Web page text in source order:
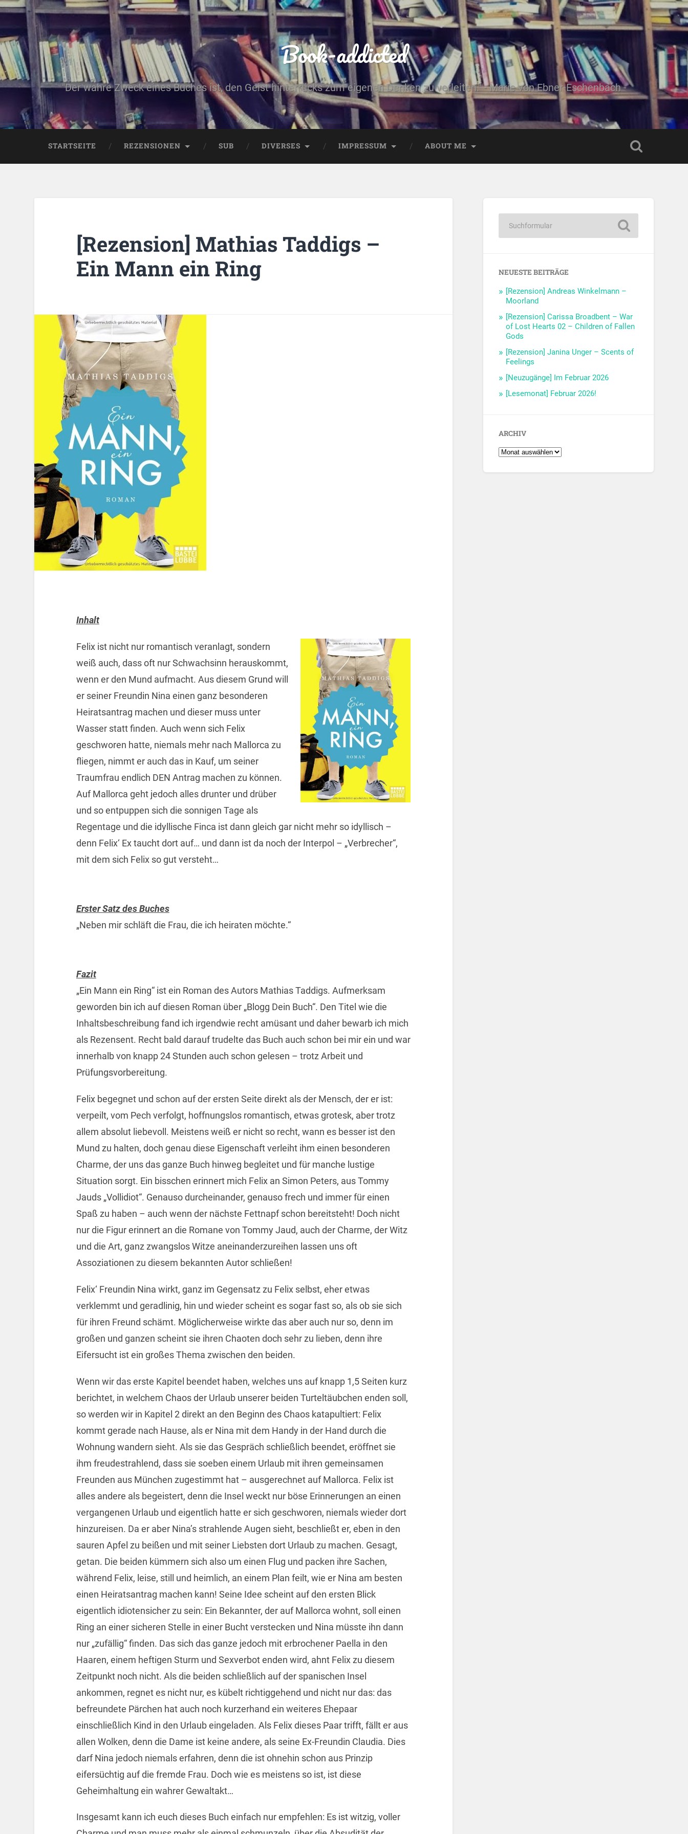
Book-addicted
"Der wahre Zweck eines Buches ist, den Geist hinterrücks zum eigenen Denken zu verleiten." - Marie von Ebner-Eschenbach -
STARTSEITE REZENSIONEN SUB DIVERSES IMPRESSUM ABOUT ME
[Rezension] Mathias Taddigs –
Ein Mann ein Ring
Inhalt
Felix ist nicht nur romantisch veranlagt, sondern
weiß auch, dass oft nur Schwachsinn herauskommt,
wenn er den Mund aufmacht. Aus diesem Grund will
er seiner Freundin Nina einen ganz besonderen
Heiratsantrag machen und dieser muss unter
Wasser statt finden. Auch wenn sich Felix
geschworen hatte, niemals mehr nach Mallorca zu
fliegen, nimmt er auch das in Kauf, um seiner
Traumfrau endlich DEN Antrag machen zu können.
Auf Mallorca geht jedoch alles drunter und drüber
und so entpuppen sich die sonnigen Tage als
Regentage und die idyllische Finca ist dann gleich gar nicht mehr so idyllisch –
denn Felix‘ Ex taucht dort auf… und dann ist da noch der Interpol – „Verbrecher“,
mit dem sich Felix so gut versteht…
Erster Satz des Buches
„Neben mir schläft die Frau, die ich heiraten möchte.“
Fazit
„Ein Mann ein Ring“ ist ein Roman des Autors Mathias Taddigs. Aufmerksam
geworden bin ich auf diesen Roman über „Blogg Dein Buch“. Den Titel wie die
Inhaltsbeschreibung fand ich irgendwie recht amüsant und daher bewarb ich mich
als Rezensent. Recht bald darauf trudelte das Buch auch schon bei mir ein und war
innerhalb von knapp 24 Stunden auch schon gelesen – trotz Arbeit und
Prüfungsvorbereitung.
Felix begegnet und schon auf der ersten Seite direkt als der Mensch, der er ist:
verpeilt, vom Pech verfolgt, hoffnungslos romantisch, etwas grotesk, aber trotz
allem absolut liebevoll. Meistens weiß er nicht so recht, wann es besser ist den
Mund zu halten, doch genau diese Eigenschaft verleiht ihm einen besonderen
Charme, der uns das ganze Buch hinweg begleitet und für manche lustige
Situation sorgt. Ein bisschen erinnert mich Felix an Simon Peters, aus Tommy
Jauds „Vollidiot“. Genauso durcheinander, genauso frech und immer für einen
Spaß zu haben – auch wenn der nächste Fettnapf schon bereitsteht! Doch nicht
nur die Figur erinnert an die Romane von Tommy Jaud, auch der Charme, der Witz
und die Art, ganz zwangslos Witze aneinanderzureihen lassen uns oft
Assoziationen zu diesem bekannten Autor schließen!
Felix‘ Freundin Nina wirkt, ganz im Gegensatz zu Felix selbst, eher etwas
verklemmt und geradlinig, hin und wieder scheint es sogar fast so, als ob sie sich
für ihren Freund schämt. Möglicherweise wirkte das aber auch nur so, denn im
großen und ganzen scheint sie ihren Chaoten doch sehr zu lieben, denn ihre
Eifersucht ist ein großes Thema zwischen den beiden.
Wenn wir das erste Kapitel beendet haben, welches uns auf knapp 1,5 Seiten kurz
berichtet, in welchem Chaos der Urlaub unserer beiden Turteltäubchen enden soll,
so werden wir in Kapitel 2 direkt an den Beginn des Chaos katapultiert: Felix
kommt gerade nach Hause, als er Nina mit dem Handy in der Hand durch die
Wohnung wandern sieht. Als sie das Gespräch schließlich beendet, eröffnet sie
ihm freudestrahlend, dass sie soeben einem Urlaub mit ihren gemeinsamen
Freunden aus München zugestimmt hat – ausgerechnet auf Mallorca. Felix ist
alles andere als begeistert, denn die Insel weckt nur böse Erinnerungen an einen
vergangenen Urlaub und eigentlich hatte er sich geschworen, niemals wieder dort
hinzureisen. Da er aber Nina’s strahlende Augen sieht, beschließt er, eben in den
sauren Apfel zu beißen und mit seiner Liebsten dort Urlaub zu machen. Gesagt,
getan. Die beiden kümmern sich also um einen Flug und packen ihre Sachen,
während Felix, leise, still und heimlich, an einem Plan feilt, wie er Nina am besten
einen Heiratsantrag machen kann! Seine Idee scheint auf den ersten Blick
eigentlich idiotensicher zu sein: Ein Bekannter, der auf Mallorca wohnt, soll einen
Ring an einer sicheren Stelle in einer Bucht verstecken und Nina müsste ihn dann
nur „zufällig“ finden. Das sich das ganze jedoch mit erbrochener Paella in den
Haaren, einem heftigen Sturm und Sexverbot enden wird, ahnt Felix zu diesem
Zeitpunkt noch nicht. Als die beiden schließlich auf der spanischen Insel
ankommen, regnet es nicht nur, es kübelt richtiggehend und nicht nur das: das
befreundete Pärchen hat auch noch kurzerhand ein weiteres Ehepaar
einschließlich Kind in den Urlaub eingeladen. Als Felix dieses Paar trifft, fällt er aus
allen Wolken, denn die Dame ist keine andere, als seine Ex-Freundin Claudia. Dies
darf Nina jedoch niemals erfahren, denn die ist ohnehin schon aus Prinzip
eifersüchtig auf die fremde Frau. Doch wie es meistens so ist, ist diese
Geheimhaltung ein wahrer Gewaltakt…
Insgesamt kann ich euch dieses Buch einfach nur empfehlen: Es ist witzig, voller
NEUESTE BEITRÄGE
[Rezension] Andreas Winkelmann –
Moorland
[Rezension] Carissa Broadbent – War
of Lost Hearts 02 – Children of Fallen
Gods
[Rezension] Janina Unger – Scents of
Feelings
[Neuzugänge] Im Februar 2026
[Lesemonat] Februar 2026!
ARCHIV